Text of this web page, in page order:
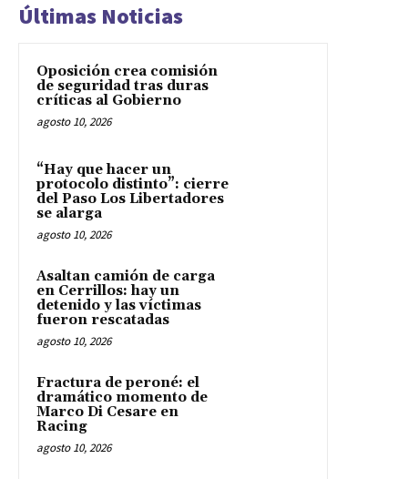
Últimas Noticias
Oposición crea comisión
de seguridad tras duras
críticas al Gobierno
agosto 10, 2026
“Hay que hacer un
protocolo distinto”: cierre
del Paso Los Libertadores
se alarga
agosto 10, 2026
Asaltan camión de carga
en Cerrillos: hay un
detenido y las víctimas
fueron rescatadas
agosto 10, 2026
Fractura de peroné: el
dramático momento de
Marco Di Cesare en
Racing
agosto 10, 2026